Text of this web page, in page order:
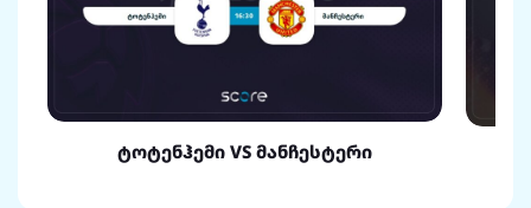
ტოტენჰემი VS მანჩესტერი